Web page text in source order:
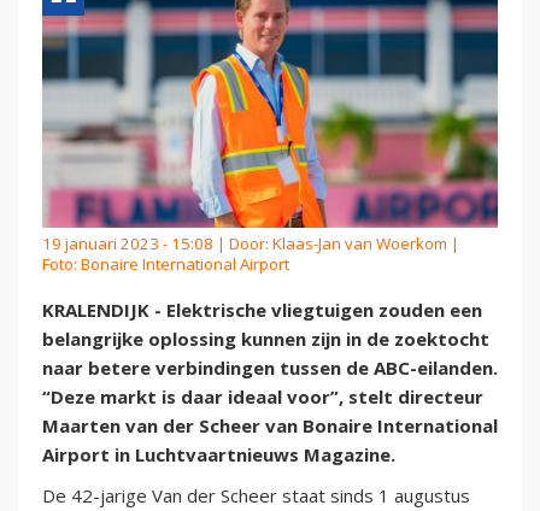
19 januari 2023 - 15:08 | Door: Klaas-Jan van Woerkom |
Foto: Bonaire International Airport
KRALENDIJK - Elektrische vliegtuigen zouden een
belangrijke oplossing kunnen zijn in de zoektocht
naar betere verbindingen tussen de ABC-eilanden.
“Deze markt is daar ideaal voor”, stelt directeur
Maarten van der Scheer van Bonaire International
Airport in Luchtvaartnieuws Magazine.
De 42-jarige Van der Scheer staat sinds 1 augustus